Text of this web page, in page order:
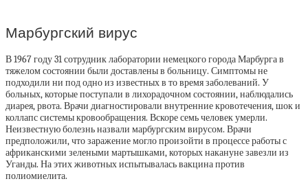
Марбургский вирус
В 1967 году 31 сотрудник лаборатории немецкого города Марбурга в
тяжелом состоянии были доставлены в больницу. Симптомы не
подходили ни под одно из известных в то время заболеваний. У
больных, которые поступали в лихорадочном состоянии, наблюдались
диарея, рвота. Врачи диагностировали внутренние кровотечения, шок и
коллапс системы кровообращения. Вскоре семь человек умерли.
Неизвестную болезнь назвали марбургским вирусом. Врачи
предположили, что заражение могло произойти в процессе работы с
африканскими зелеными мартышками, которых накануне завезли из
Уганды. На этих животных испытывалась вакцина против
полиомиелита.